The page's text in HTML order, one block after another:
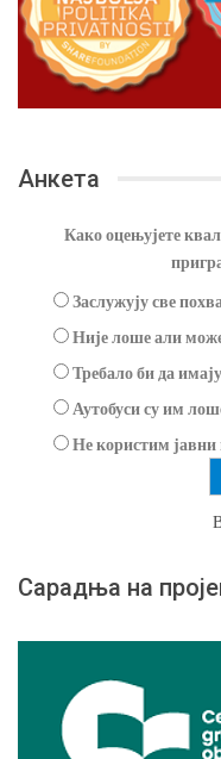
Анкета
Како оцењујете
Заслужују све
Није лоше али
Требало би да
Аутобуси су им
Не користим јавни
Сарадња на